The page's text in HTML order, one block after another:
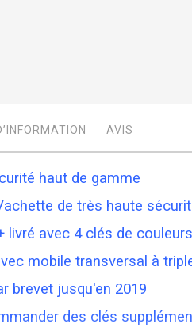
haut de gamme
de très haute
livré avec 4 clés de
mobile transversal à
brevet jusqu'en 2019
des clés
AVIS